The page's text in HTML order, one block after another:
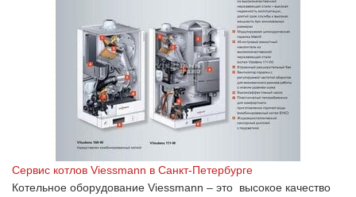
Сервис котлов Viessmann в Санкт-Петербурге
Котельное оборудование Viessmann – это высокое качество